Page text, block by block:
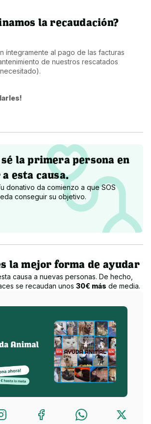
la recaudación?
íntegramente al pago de las facturas
de nuestros rescatados
la primera persona en
esta causa.
donativo da comienzo a queSOS
conseguir su objetivo.
la mejor forma de ayudar
causa a nuevas personas. De hecho,
se recaudan unos 30€ más de media.